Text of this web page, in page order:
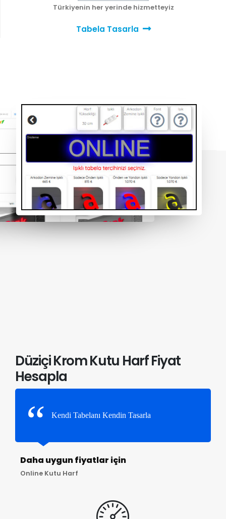
Türkiyenin her yerinde hizmetteyiz
Tabela Tasarla
Düziçi Krom Kutu Harf Fiyat
Hesapla
Kendi Tabelanı Kendin Tasarla
Daha uygun fiyatlar için
Online Kutu Harf